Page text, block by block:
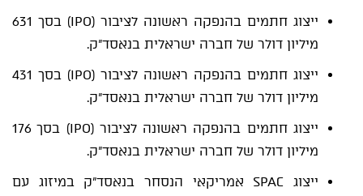
ייצוג חתמים בהנפקה ראשונה לציבור (IPO) בסך 631
מיליון דולר של חברה ישראלית בנאסד"ק.
ייצוג חתמים בהנפקה ראשונה לציבור (IPO) בסך 431
מיליון דולר של חברה ישראלית בנאסד"ק.
ייצוג חתמים בהנפקה ראשונה לציבור (IPO) בסך 176
מיליון דולר של חברה ישראלית בנאסד"ק.
ייצוג SPAC אמריקאי הנסחר בנאסד"ק במיזוג עם